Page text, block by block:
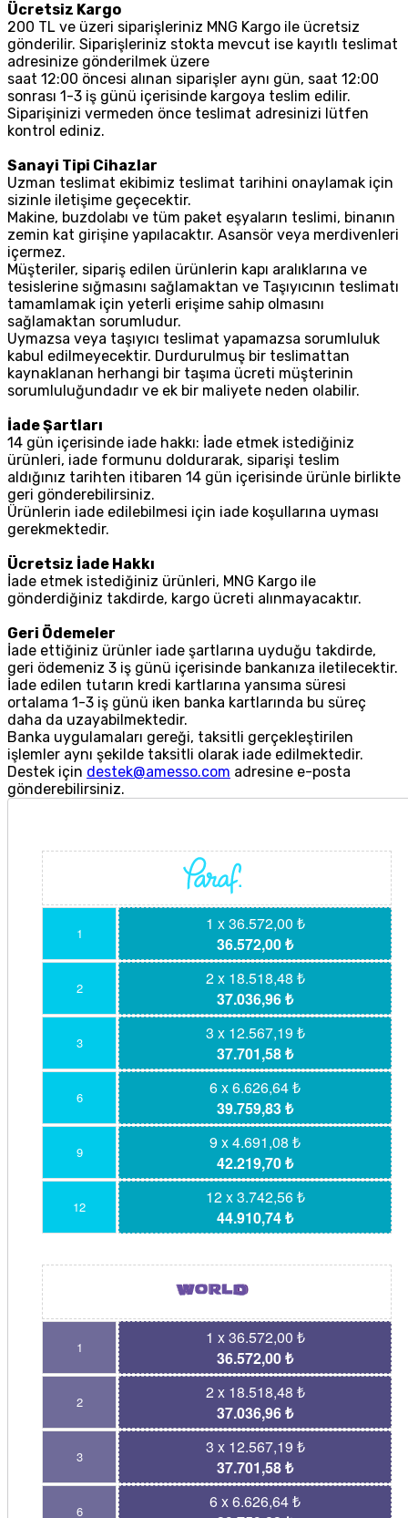
Ücretsiz Kargo
200 TL ve üzeri siparişleriniz MNG Kargo ile ücretsiz
gönderilir. Siparişleriniz stokta mevcut ise kayıtlı teslimat
adresinize gönderilmek üzere
saat 12:00 öncesi alınan siparişler aynı gün, saat 12:00
sonrası 1-3 iş günü içerisinde kargoya teslim edilir.
Siparişinizi vermeden önce teslimat adresinizi lütfen
kontrol ediniz.
Sanayi Tipi Cihazlar
Uzman teslimat ekibimiz teslimat tarihini onaylamak için
sizinle iletişime geçecektir.
Makine, buzdolabı ve tüm paket eşyaların teslimi, binanın
zemin kat girişine yapılacaktır. Asansör veya merdivenleri
içermez.
Müşteriler, sipariş edilen ürünlerin kapı aralıklarına ve
tesislerine sığmasını sağlamaktan ve Taşıyıcının teslimatı
tamamlamak için yeterli erişime sahip olmasını
sağlamaktan sorumludur.
Uymazsa veya taşıyıcı teslimat yapamazsa sorumluluk
kabul edilmeyecektir. Durdurulmuş bir teslimattan
kaynaklanan herhangi bir taşıma ücreti müşterinin
sorumluluğundadır ve ek bir maliyete neden olabilir.
İade Şartları
14 gün içerisinde iade hakkı: İade etmek istediğiniz
ürünleri, iade formunu doldurarak, siparişi teslim
aldığınız tarihten itibaren 14 gün içerisinde ürünle birlikte
geri gönderebilirsiniz.
Ürünlerin iade edilebilmesi için iade koşullarına uyması
gerekmektedir.
Ücretsiz İade Hakkı
İade etmek istediğiniz ürünleri, MNG Kargo ile
gönderdiğiniz takdirde, kargo ücreti alınmayacaktır.
Geri Ödemeler
İade ettiğiniz ürünler iade şartlarına uyduğu takdirde,
geri ödemeniz 3 iş günü içerisinde bankanıza iletilecektir.
İade edilen tutarın kredi kartlarına yansıma süresi
ortalama 1-3 iş günü iken banka kartlarında bu süreç
daha da uzayabilmektedir.
Banka uygulamaları gereği, taksitli gerçekleştirilen
işlemler aynı şekilde taksitli olarak iade edilmektedir.
Destek için destek@amesso.com adresine e-posta
gönderebilirsiniz.
1
1 x 36.572,00 ₺
36.572,00 ₺
2
2 x 18.518,48 ₺
37.036,96 ₺
3
3 x 12.567,19 ₺
37.701,58 ₺
6
6 x 6.626,64 ₺
39.759,83 ₺
9
9 x 4.691,08 ₺
42.219,70 ₺
12
12 x 3.742,56 ₺
44.910,74 ₺
1
1 x 36.572,00 ₺
36.572,00 ₺
2
2 x 18.518,48 ₺
37.036,96 ₺
3
3 x 12.567,19 ₺
37.701,58 ₺
6
6 x 6.626,64 ₺